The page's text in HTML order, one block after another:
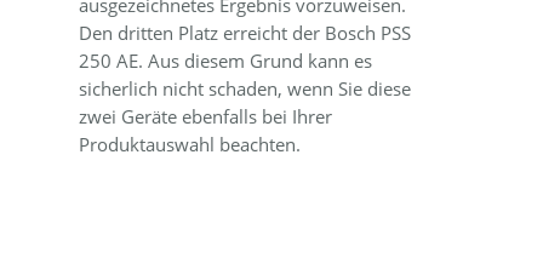
ausgezeichnetes Ergebnis vorzuweisen.
Den dritten Platz erreicht der Bosch PSS
250 AE. Aus diesem Grund kann es
sicherlich nicht schaden, wenn Sie diese
zwei Geräte ebenfalls bei Ihrer
Produktauswahl beachten.